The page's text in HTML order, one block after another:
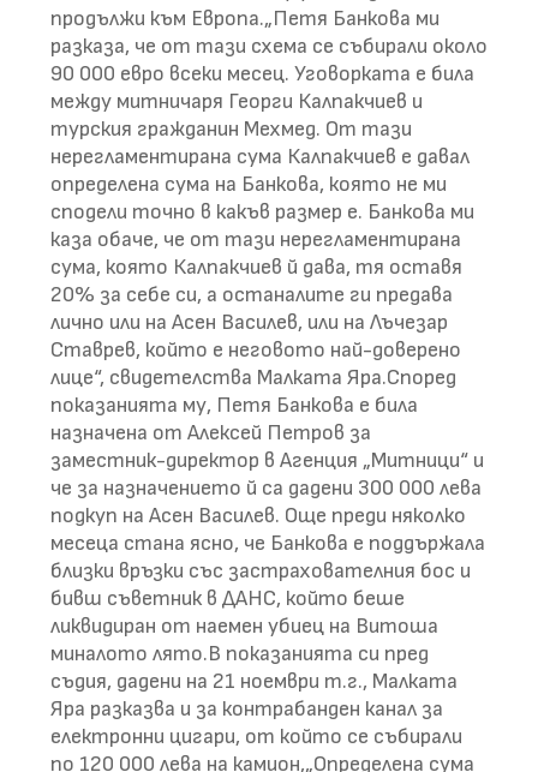
продължи към Европа.„Петя Банкова ми
разказа, че от тази схема се събирали около
90 000 евро всеки месец. Уговорката е била
между митничаря Георги Калпакчиев и
турския гражданин Мехмед. От тази
нерегламентирана сума Калпакчиев е давал
определена сума на Банкова, която не ми
сподели точно в какъв размер е. Банкова ми
каза обаче, че от тази нерегламентирана
сума, която Калпакчиев й дава, тя оставя
20% за себе си, а останалите ги предава
лично или на Асен Василев, или на Лъчезар
Ставрев, който е неговото най-доверено
лице“, свидетелства Малката Яра.Според
показанията му, Петя Банкова е била
назначена от Алексей Петров за
заместник-директор в Агенция „Митници“ и
че за назначението й са дадени 300 000 лева
подкуп на Асен Василев. Още преди няколко
месеца стана ясно, че Банкова е поддържала
близки връзки със застрахователния бос и
бивш съветник в ДАНС, който беше
ликвидиран от наемен убиец на Витоша
миналото лято.В показанията си пред
съдия, дадени на 21 ноември т.г., Малката
Яра разказва и за контрабанден канал за
електронни цигари, от който се събирали
по 120 000 лева на камион,„Определена сума